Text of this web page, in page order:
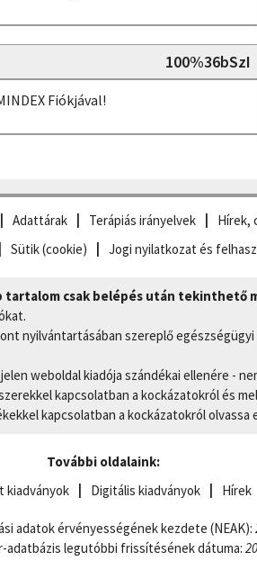
100%36bSzI
Fiókjával!
Adattárak Terápiás irányelvek
Hírek,
Sütik (cookie) Jogi nyilatkozat és
tartalom csak belépés után tekinthető
nyilvántartásában szereplő
weboldal kiadója szándékai ellenére -
kapcsolatban a kockázatokról és
kapcsolatban a kockázatokról
További oldalaink:
kiadványok Digitális kiadványok Hírek
adatok érvényességének kezdete (NEAK):
adatbázis legutóbbi frissítésének dátuma: